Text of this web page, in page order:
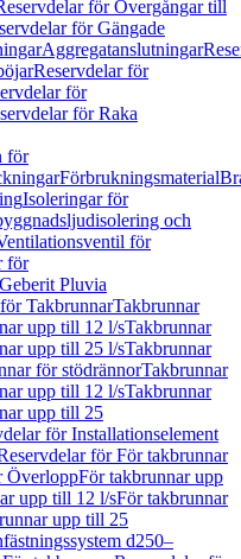
för Övergångar till
för Gängade
Aggregatanslutningar
Reservdelar för
för
för Raka
för
Förbrukningsmaterial
Isoleringar för
och
för
för
Geberit Pluvia
TakbrunnarTakbrunnar
upp till 12 l/sTakbrunnar
upp till 25 l/sTakbrunnar
för stödrännorTakbrunnar
upp till 12 l/sTakbrunnar
upp till 25
för Installationselement
för För takbrunnar
ÖverloppFör takbrunnar upp
upp till 12 l/sFör takbrunnar
upp till 25
d250–